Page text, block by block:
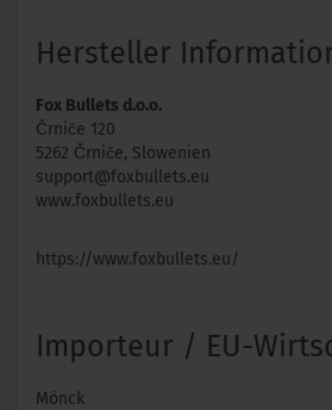
Hersteller
Fox Bullets d.o.o.
Črniče 120
5262 Črniče, Slowenien
support@foxbullets.eu
www.foxbullets.eu
https://www.foxbullets.eu/
Importeur / EU-
Mönck